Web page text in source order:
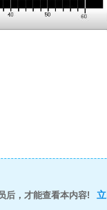
后，才能查看本内容!